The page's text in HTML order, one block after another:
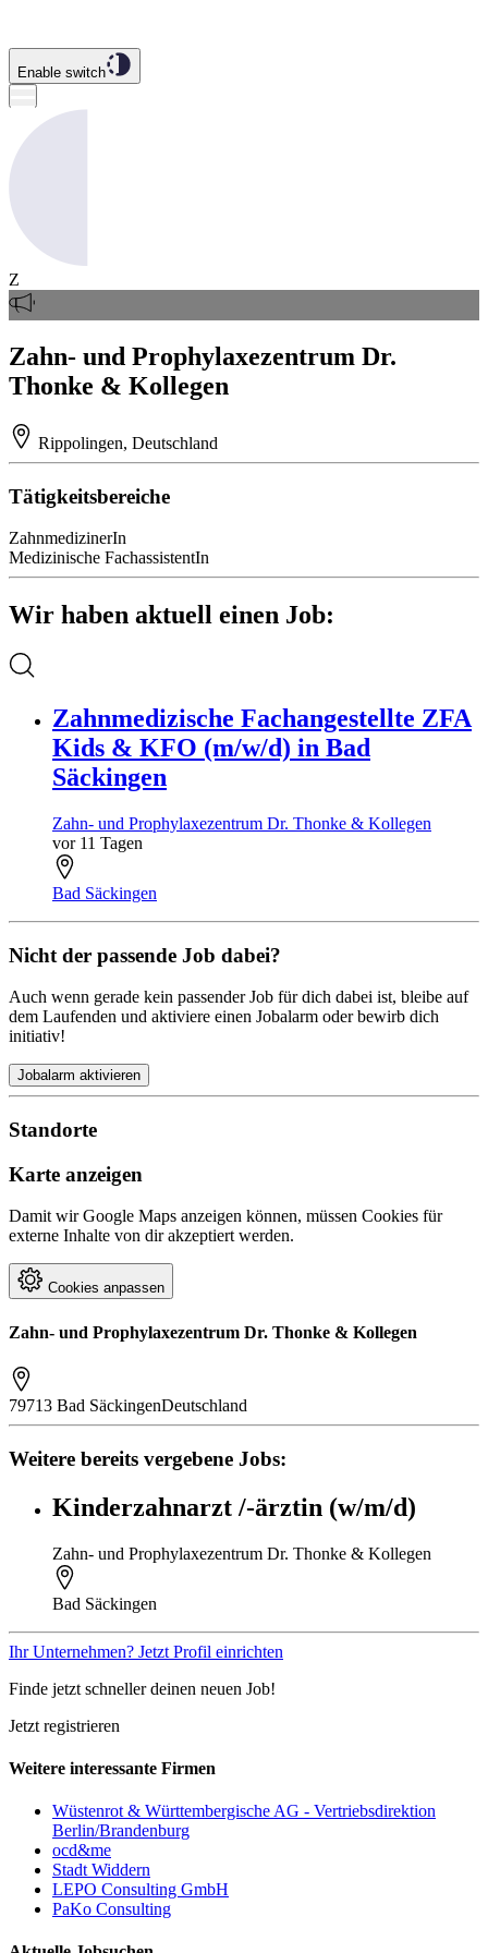
Enable switch
Z
Zahn- und Prophylaxezentrum Dr.
Thonke & Kollegen
Rippolingen, Deutschland
Tätigkeitsbereiche
ZahnmedizinerIn
Medizinische FachassistentIn
Wir haben aktuell einen Job:
Zahnmedizische Fachangestellte ZFA
Kids & KFO (m/w/d) in Bad
Säckingen
Zahn- und Prophylaxezentrum Dr. Thonke & Kollegen
vor 11 Tagen
Bad Säckingen
Nicht der passende Job dabei?
Auch wenn gerade kein passender Job für dich dabei ist, bleibe auf
dem Laufenden und aktiviere einen Jobalarm oder bewirb dich
initiativ!
Jobalarm aktivieren
Standorte
Karte anzeigen
Damit wir Google Maps anzeigen können, müssen Cookies für
externe Inhalte von dir akzeptiert werden.
Cookies anpassen
Zahn- und Prophylaxezentrum Dr. Thonke & Kollegen
79713 Bad SäckingenDeutschland
Weitere bereits vergebene Jobs:
Kinderzahnarzt /-ärztin (w/m/d)
Zahn- und Prophylaxezentrum Dr. Thonke & Kollegen
Bad Säckingen
Ihr Unternehmen? Jetzt Profil einrichten
Finde jetzt schneller deinen neuen Job!
Jetzt registrieren
Weitere interessante Firmen
Wüstenrot & Württembergische AG - Vertriebsdirektion
Berlin/Brandenburg
ocd&me
Stadt Widdern
LEPO Consulting GmbH
PaKo Consulting